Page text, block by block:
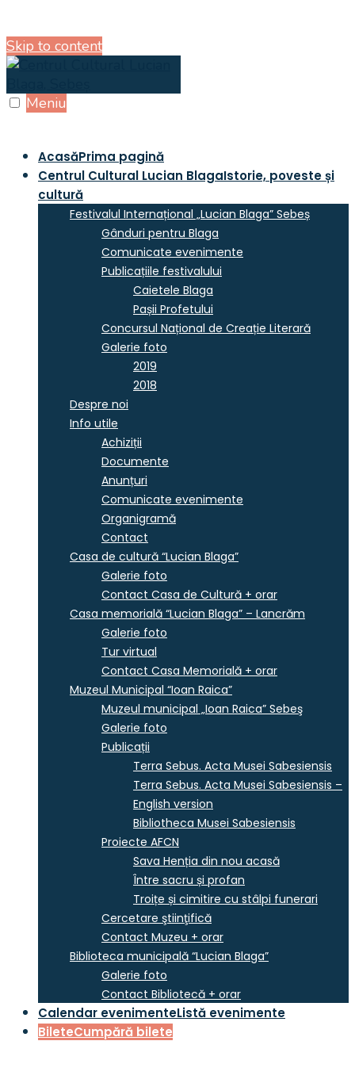
Skip to content
Meniu
AcasăPrima pagină
Centrul Cultural Lucian BlagaIstorie, poveste și
cultură
Festivalul Internațional „Lucian Blaga” Sebeș
Gânduri pentru Blaga
Comunicate evenimente
Publicațiile festivalului
Caietele Blaga
Pașii Profetului
Concursul Național de Creație Literară
Galerie foto
2019
2018
Despre noi
Info utile
Achiziții
Documente
Anunțuri
Comunicate evenimente
Organigramă
Contact
Casa de cultură “Lucian Blaga”
Galerie foto
Contact Casa de Cultură + orar
Casa memorială “Lucian Blaga” – Lancrăm
Galerie foto
Tur virtual
Contact Casa Memorială + orar
Muzeul Municipal “Ioan Raica”
Muzeul municipal „Ioan Raica” Sebeş
Galerie foto
Publicații
Terra Sebus. Acta Musei Sabesiensis
Terra Sebus. Acta Musei Sabesiensis –
English version
Bibliotheca Musei Sabesiensis
Proiecte AFCN
Sava Henția din nou acasă
Între sacru și profan
Troițe și cimitire cu stâlpi funerari
Cercetare ştiinţifică
Contact Muzeu + orar
Biblioteca municipală “Lucian Blaga”
Galerie foto
Contact Bibliotecă + orar
Calendar evenimenteListă evenimente
BileteCumpără bilete